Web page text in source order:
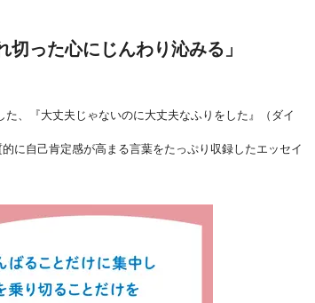
った心にじんわり沁みる」
、『大丈夫じゃないのに大丈夫なふりをした』（ダイ
に自己肯定感が高まる言葉をたっぷり収録したエッセイ